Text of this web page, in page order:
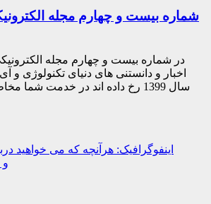
شماره بیست و چهارم مجله
در شماره بیست و چهارم مجله
اخبار و دانستنی های دنیای تکنولوژی و
سال 1399 رخ داده اند در خدمت شما مخاطبان این مجله هستیم.